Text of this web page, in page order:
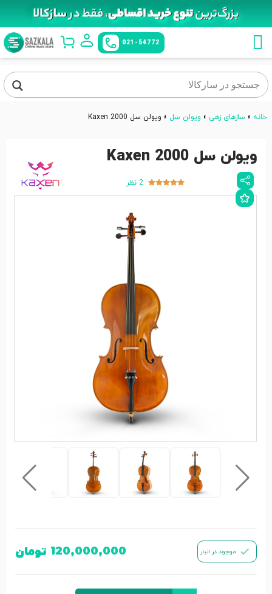
021-54772
خانه » سازهای زهی » ویولن سل » ویولن سل Kaxen 2000
ویولن سل Kaxen 2000
120,000,000 تومان موجود در انبار
2 نظر